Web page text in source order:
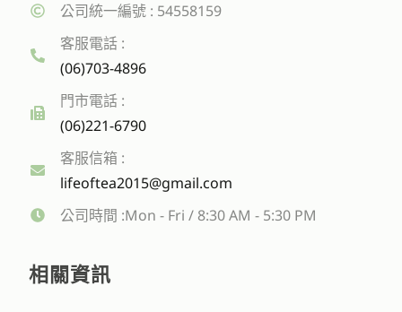
公司統一編號 : 54558159
客服電話 :
(06)703-4896
門市電話 :
(06)221-6790
客服信箱 :
lifeoftea2015@gmail.com
公司時間 :Mon - Fri / 8:30 AM - 5:30 PM
相關資訊